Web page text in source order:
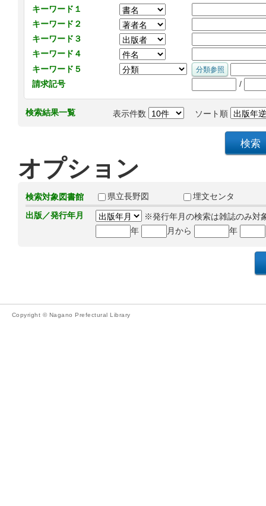
キーワード１
キーワード２
キーワード３
キーワード４
キーワード５
請求記号
/
検索結果一覧 表示件数 ソート順
オプション
検索対象図書館 県立長野図
埋文センタ
出版／発行年月
※発行年月の検索は雑誌のみ対
年
月から 年
Copyright © Nagano Prefectural Library